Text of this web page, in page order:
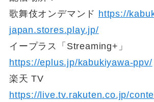
歌舞伎オンデマンド https://
japan.stores.play.jp/
イープラス「Streaming+」
https://eplus.jp/kabukiyawa-ppv/
楽天 TV
https://live.tv.rakuten.co.jp/